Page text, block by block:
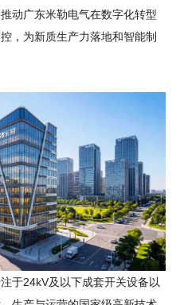
动广东米勒电气在数字化转型
，为新质生产力落地和智能制
于24kV及以下成套开关设备以